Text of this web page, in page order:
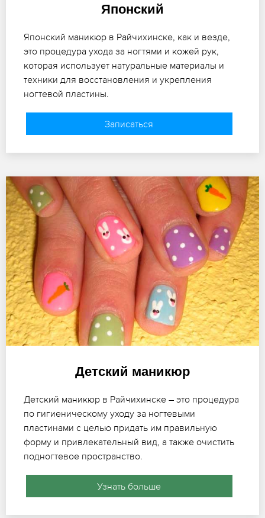
Японский
Японский маникюр в Райчихинске, как и везде,
это процедура ухода за ногтями и кожей рук,
которая использует натуральные материалы и
техники для восстановления и укрепления
ногтевой пластины.
Записаться
Детский маникюр
Детский маникюр в Райчихинске – это процедура
по гигиеническому уходу за ногтевыми
пластинами с целью придать им правильную
форму и привлекательный вид, а также очистить
подногтевое пространство.
Узнать больше